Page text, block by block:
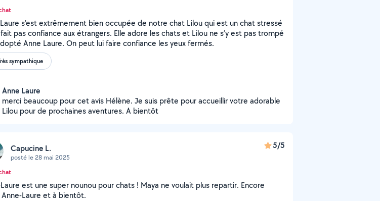
s’est extrêmement bien occupée de notre chat Lilou qui est un chat stressé
pas confiance aux étrangers. Elle adore les chats et Lilou ne s’y est pas trompé
Anne Laure. On peut lui faire confiance les yeux fermés.
sympathique
Anne Laure
merci beaucoup pour cet avis Hélène. Je suis prête pour accueillir votre adorable
Lilou pour de prochaines aventures. A bientôt
Capucine L.
posté le 28 mai 2025
5/5
est une super nounou pour chats ! Maya ne voulait plus repartir. Encore
Laure et à bientôt.